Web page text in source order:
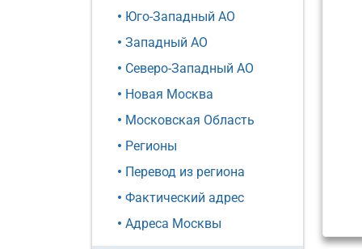
Юго-Западный АО
Западный АО
Северо-Западный АО
Новая Москва
Московская Область
Регионы
Перевод из региона
Фактический адрес
Адреса Москвы